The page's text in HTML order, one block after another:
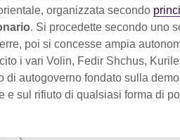
organizzata secondo
. Si procedette secondo uno
poi si concesse ampia
i vari Volin, Fedir Shchus,
di autogoverno fondato sulla
e sul rifiuto di qualsiasi forma di